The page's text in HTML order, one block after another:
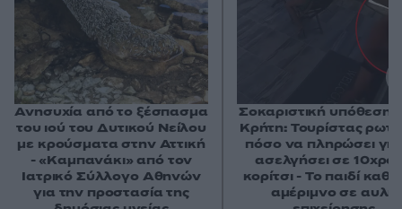
Ανησυχία από το ξέσπασμα
του ιού του Δυτικού Νείλου
με κρούσματα στην Αττική
- «Καμπανάκι» από τον
Ιατρικό Σύλλογο Αθηνών
για την προστασία της
Σοκαριστική υπόθεση
Κρήτη: Τουρίστας
πόσο να πληρώσει
ασελγήσει σε
κορίτσι - Το παιδί
αμέριμνο σε αυλή